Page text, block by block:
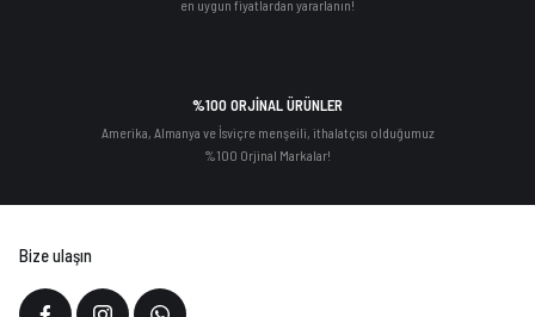
en uygun fiyatlardan yararlanın!
%100 ORJİNAL ÜRÜNLER
Amerika, Almanya ve İsviçre menşeili, ithalatçısı olduğumuz
%100 Orjinal Markalar!
Bize ulaşın